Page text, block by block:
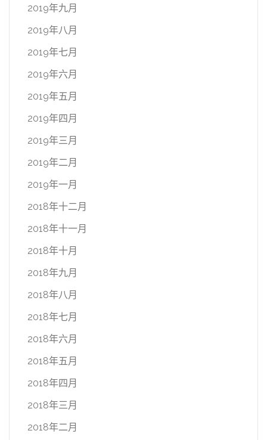
2019年九月
2019年八月
2019年七月
2019年六月
2019年五月
2019年四月
2019年三月
2019年二月
2019年一月
2018年十二月
2018年十一月
2018年十月
2018年九月
2018年八月
2018年七月
2018年六月
2018年五月
2018年四月
2018年三月
2018年二月